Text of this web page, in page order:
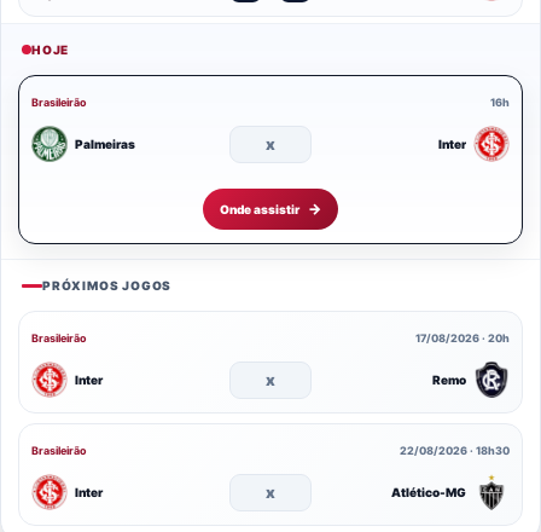
HOJE
Brasileirão 16h
Palmeiras x Inter
Onde assistir
PRÓXIMOS JOGOS
Brasileirão 17/08/2026 · 20h
Inter x Remo
Brasileirão 22/08/2026 · 18h30
Inter x Atlético-MG